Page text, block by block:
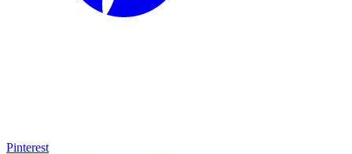
Pinterest